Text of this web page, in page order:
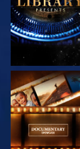
SERIE
ENTDECKEN